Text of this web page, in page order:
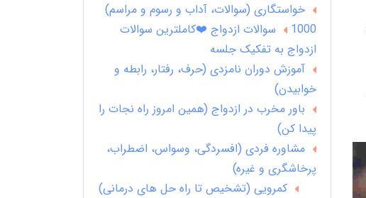
خواستگاری (سوالات، آداب و رسوم و مراسم)
1000 سوالات ازدواج ❤️کاملترین سوالات
ازدواج به تفکیک جلسه
آموزش دوران نامزدی (حرف، رفتار، رابطه و
خوابیدن)
باور مخرب در ازدواج (همین امروز راه نجات را
پیدا کن)
مشاوره فردی (افسردگی، وسواس، اضطراب،
پرخاشگری و غیره)
کمرویی (تشخیص تا راه حل های درمانی)